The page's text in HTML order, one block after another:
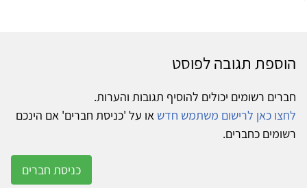
הוספת תגובה לפוסט
חברים רשומים יכולים להוסיף תגובות והערות.
לחצו כאן לרישום משתמש חדש או על 'כניסת חברים' אם הינכם
רשומים כחברים.
כניסת חברים